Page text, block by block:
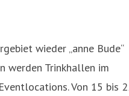
wieder „anne Bude“
werden Trinkhallen im
Von 15 bis